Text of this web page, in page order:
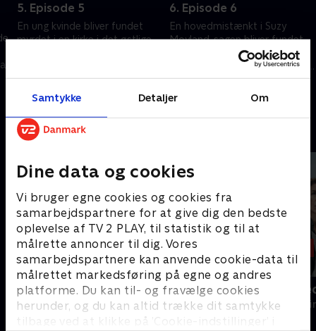
Samtykke Detaljer Om
Dine data og cookies
Vi bruger egne cookies og cookies fra
samarbejdspartnere for at give dig den bedste
oplevelse af TV 2 PLAY, til statistik og til at
målrette annoncer til dig. Vores
samarbejdspartnere kan anvende cookie-data til
målrettet markedsføring på egne og andres
platforme. Du kan til- og fravælge cookies
herunder, og du kan altid trække dit samtykke
tilbage ved at klikke på ’Cookie-indstillinger’ i
5. Episode 5
En ung kvinde bliver fundet
myrdet i en kirke i det østlige
stalker.
6. Episode 6
En hovedmistænkt i Suzy
Moyland-sagen bliver fundet
død i den samme kirke i det
østlige London, og Wagstaffe
står over for et vanskeligt valg.
Andre så også
Mord i Melbourne
Krimi & Spænding • 1 sæsoner Krimi &